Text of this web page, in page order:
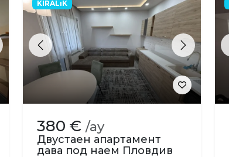
Previous Next
KIRALıK
380 € /ay
Двустаен апартамент
дава под наем Пловдив